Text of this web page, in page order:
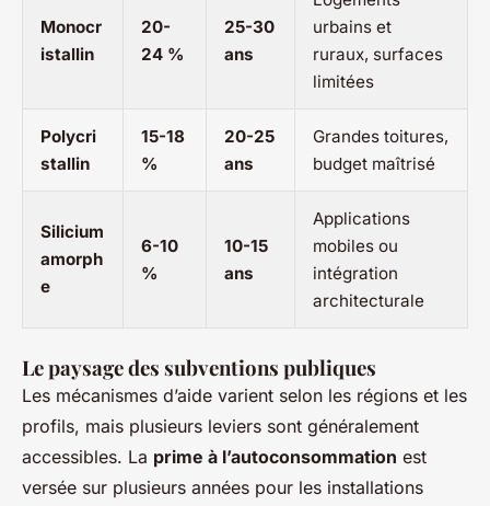
Monocr
istallin
20-
24 %
25-30
ans
urbains et
ruraux, surfaces
limitées
Polycri
stallin
15-18
%
20-25
ans
Grandes toitures,
budget maîtrisé
Silicium
amorph
e
6-10
%
10-15
ans
Applications
mobiles ou
intégration
architecturale
Le paysage des subventions publiques
Les mécanismes d’aide varient selon les régions et les
profils, mais plusieurs leviers sont généralement
accessibles. La prime à l’autoconsommation est
versée sur plusieurs années pour les installations